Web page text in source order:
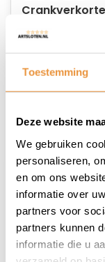
Toestemming
Deze website
We gebruiken
personaliseren,
en om ons
informatie over
partners voor
partners kunnen
informatie die u
met RVS
zwart
Op voorraad